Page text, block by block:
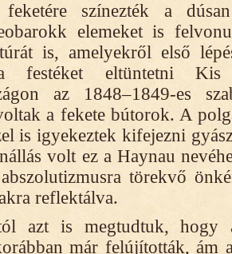
feketére színezték a
elemeket is
is, amelyekről első
festéket eltüntetni
az 1848–1849-es
a fekete bútorok. A
is igyekeztek kifejezni
volt ez a Haynau
törekvő
reflektálva.
azt is megtudtuk, hogy
már felújították, ám